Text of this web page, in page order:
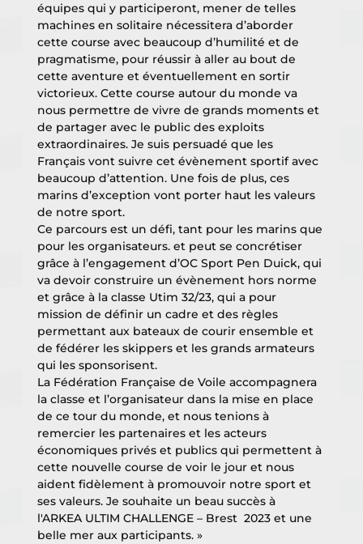
équipes qui y participeront, mener de telles
machines en solitaire nécessitera d’aborder
cette course avec beaucoup d’humilité et de
pragmatisme, pour réussir à aller au bout de
cette aventure et éventuellement en sortir
victorieux. Cette course autour du monde va
nous permettre de vivre de grands moments et
de partager avec le public des exploits
extraordinaires. Je suis persuadé que les
Français vont suivre cet évènement sportif avec
beaucoup d’attention. Une fois de plus, ces
marins d’exception vont porter haut les valeurs
de notre sport.
Ce parcours est un défi, tant pour les marins que
pour les organisateurs. et peut se concrétiser
grâce à l’engagement d’OC Sport Pen Duick, qui
va devoir construire un évènement hors norme
et grâce à la classe Utim 32/23, qui a pour
mission de définir un cadre et des règles
permettant aux bateaux de courir ensemble et
de fédérer les skippers et les grands armateurs
qui les sponsorisent.
La Fédération Française de Voile accompagnera
la classe et l’organisateur dans la mise en place
de ce tour du monde, et nous tenions à
remercier les partenaires et les acteurs
économiques privés et publics qui permettent à
cette nouvelle course de voir le jour et nous
aident fidèlement à promouvoir notre sport et
ses valeurs. Je souhaite un beau succès à
l'ARKEA ULTIM CHALLENGE – Brest  2023 et une
belle mer aux participants. »